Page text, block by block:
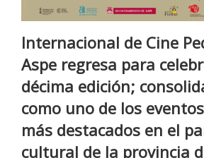
Internacional de Cine
Aspe regresa para
décima edición;
como uno de los
más destacados en el
cultural de la provincia